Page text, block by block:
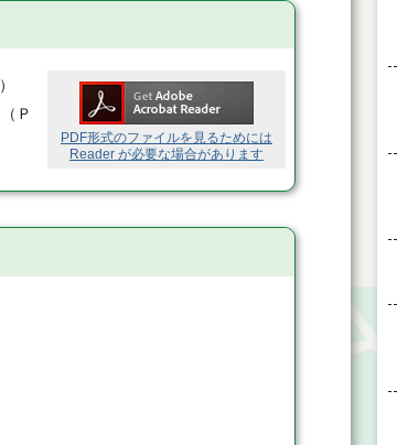
PDF形式のファイルを見るためには
Reader が必要な場合があります
）
（ Ｐ